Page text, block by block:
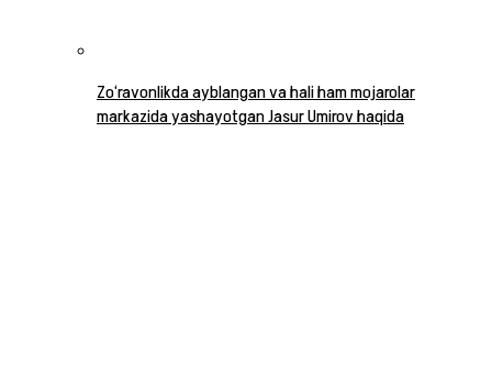
Zo‘ravonlikda ayblangan va hali ham mojarolar
markazida yashayotgan Jasur Umirov haqida